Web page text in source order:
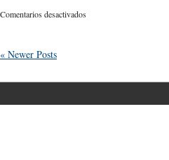
Comentarios desactivados
« Newer Posts